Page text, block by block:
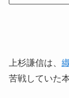
上杉謙信は、
苦戦していた